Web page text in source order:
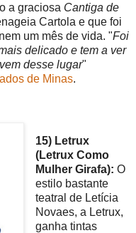
a graciosa Cantiga de
Cartola e que foi
um mês de vida. "Foi
delicado e tem a ver
desse lugar"
de Minas.
15) Letrux
(Letrux Como
Mulher Girafa): O
estilo bastante
teatral de Letícia
Novaes, a Letrux,
ganha tintas